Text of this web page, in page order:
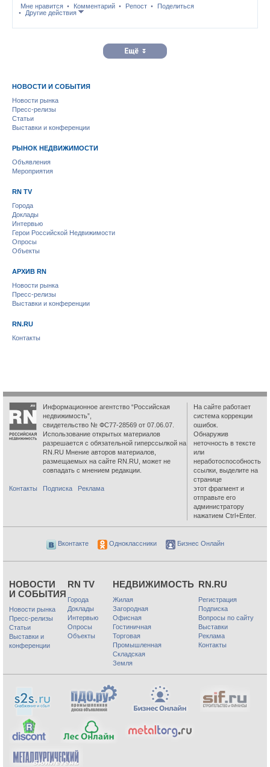
Мне нравится Комментарий Репост Поделиться
Другие действия
НОВОСТИ И СОБЫТИЯ
Новости рынка
Пресс-релизы
Статьи
Выставки и конференции
РЫНОК НЕДВИЖИМОСТИ
Объявления
Мероприятия
RN TV
Города
Доклады
Интервью
Герои Российской Недвижимости
Опросы
Объекты
АРХИВ RN
Новости рынка
Пресс-релизы
Выставки и конференции
RN.RU
Контакты
Информационное агентство “Российская
недвижимость”,
свидетельство № ФС77-28569 от 07.06.07.
Использование открытых материалов
разрешается с обязательной гиперссылкой на
RN.RU Мнение авторов материалов,
размещаемых на сайте RN.RU, может не
совпадать с мнением редакции.
Контакты Подписка Реклама
На сайте работает
система коррекции
ошибок.
Обнаружив
неточность в тексте
или
неработоспособность
ссылки, выделите на
странице
этот фрагмент и
отправьте его
администратору
нажатием Ctrl+Enter.
Вконтакте Одноклассники Бизнес Онлайн
НОВОСТИ
И СОБЫТИЯ
Новости рынка
Пресс-релизы
Статьи
Выставки и
конференции
RN TV
Города
Доклады
Интервью
Опросы
Объекты
НЕДВИЖИМОСТЬ
Жилая
Загородная
Офисная
Гостиничная
Торговая
Промышленная
Складская
Земля
RN.RU
Регистрация
Подписка
Вопросы по сайту
Выставки
Реклама
Контакты